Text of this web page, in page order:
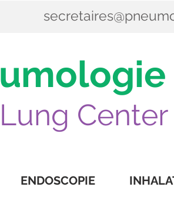
Lung Center
ENDOSCOPIE